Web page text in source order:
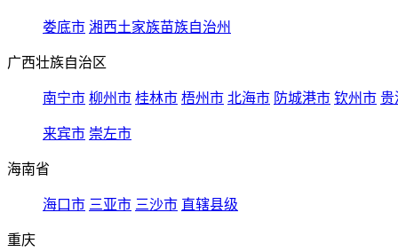
娄底市 湘西土家族苗族自治州
广西壮族自治区
南宁市 柳州市 桂林市 梧州市 北海市 防城港市 钦州市 贵
来宾市 崇左市
海南省
海口市 三亚市 三沙市 直辖县级
重庆